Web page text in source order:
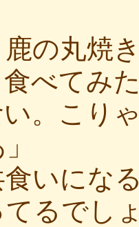
鹿の丸焼
食べてみ
い。こり
食いに
るでし